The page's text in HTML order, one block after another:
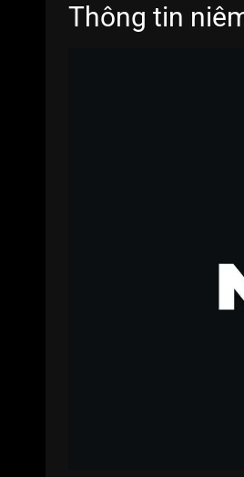
Thông tin